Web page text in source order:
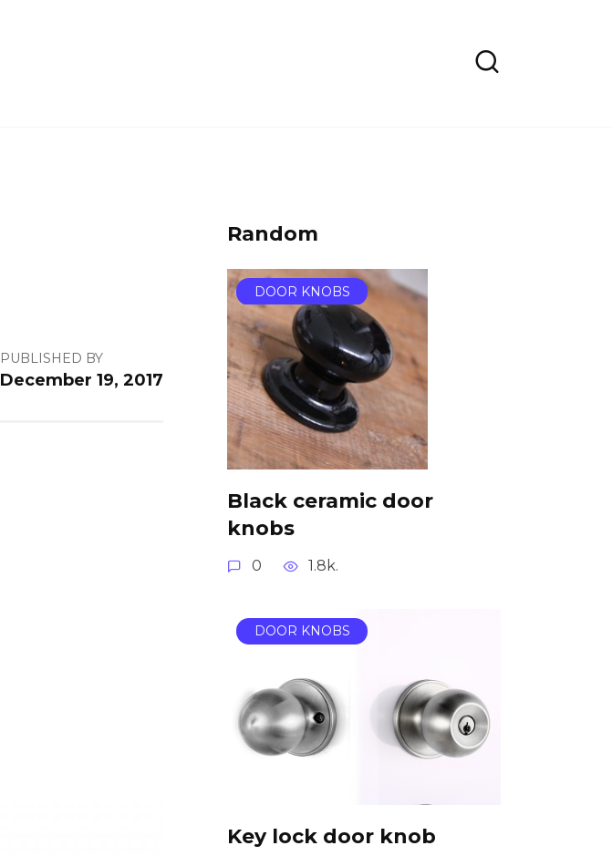
PUBLISHED BY
December 19, 2017
Random
DOOR KNOBS
Black ceramic door
knobs
0 1.8k.
DOOR KNOBS
Key lock door knob